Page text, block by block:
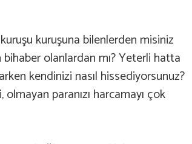
kuruşuna bilenlerden misiniz
olanlardan mı? Yeterli hatta
kendinizi nasıl hissediyorsunuz?
paranızı harcamayı çok